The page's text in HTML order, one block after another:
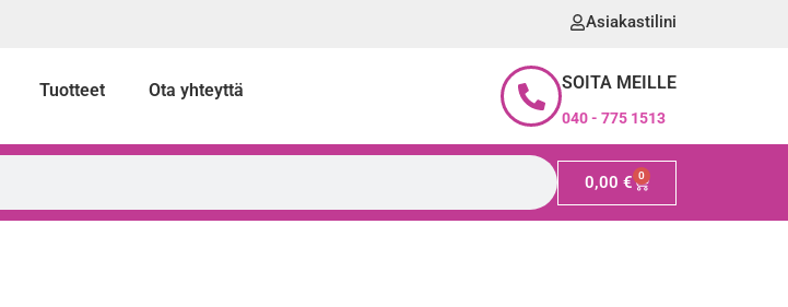
Asiakastilini
Tuotteet Ota yhteyttä SOITA MEILLE
040 - 775 1513
0,00 € 0